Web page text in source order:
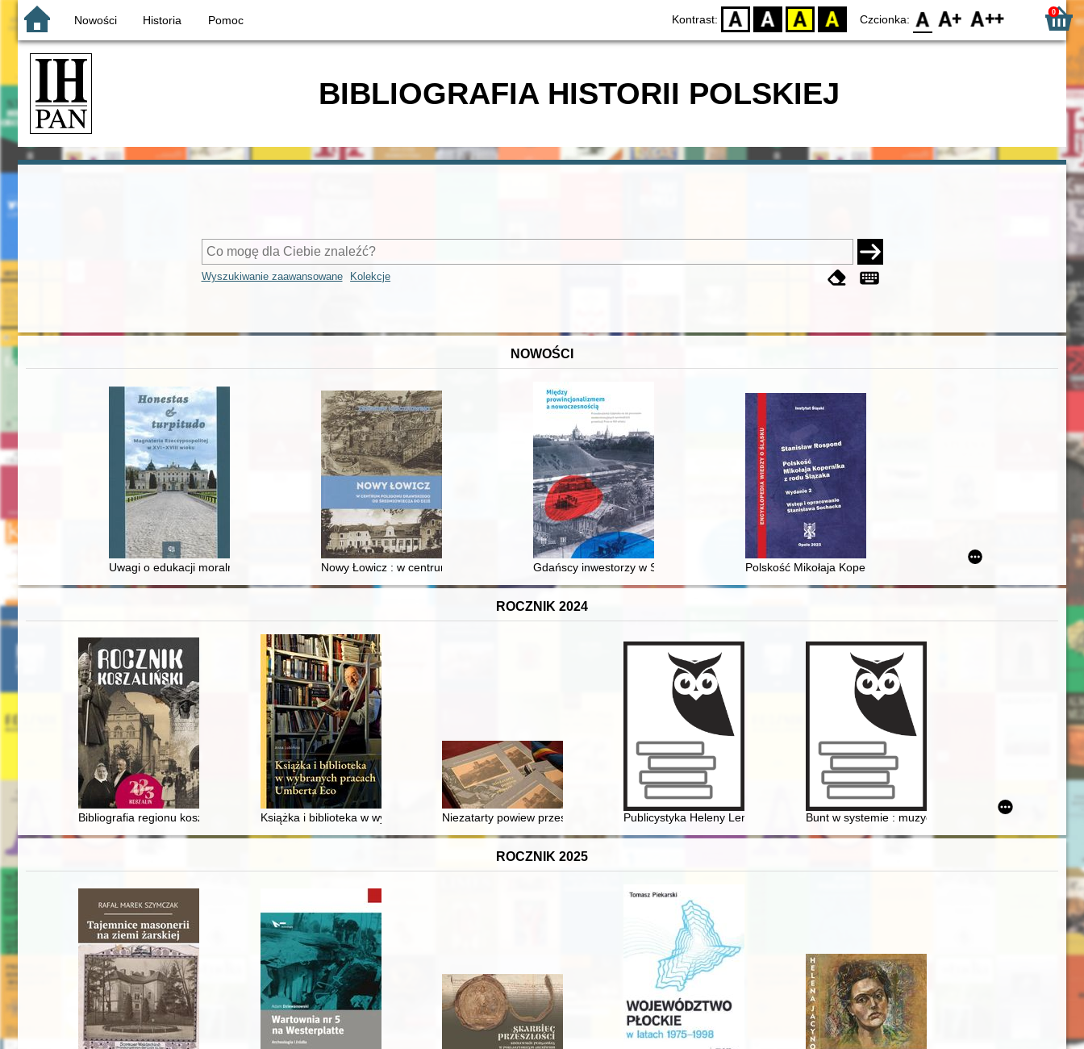
Nowości Historia Pomoc Kontrast: D BW YB BY Czcionka: F0 F1 F2 0
BIBLIOGRAFIA HISTORII POLSKIEJ
Wyszukiwanie zaawansowane Kolekcje
NOWOŚCI
Uwagi o edukacji moralnej synów szlacheckich w XVI-wiecznej Rzeczypospolitej
Nowy Łowicz : w centrum poligonu drawskiego od średniowiecza do dziśGdańscy inwestorzy w Sopocie : prestiż finansowy i towarzyski lokalnego mieszczaństwa w 2. poł. XIX w
Polskość Mikołaja Kopernika z rodu Ślązaka
ROCZNIK 2024
Bibliografia regionu koszalińskiego w wyborze : (1 stycznia 2023 - 31 grudnia 2023)
Książka i biblioteka w wybranych pracach Umberta Eco : studium bibliologiczne
Niezatarty powiew przeszłości Publicystyka Heleny Lemańskiej : przypadek Polskiej Kroniki Filmowej w latach 1949-
Bunt w systemie : muzyczne przestrzenie wolności
ROCZNIK 2025